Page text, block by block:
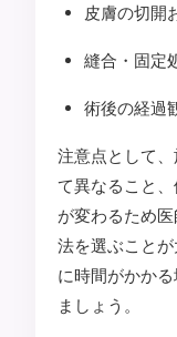
皮膚の切開
縫合・固定
術後の経過
注意点として
て異なること
が変わるため
法を選ぶこと
に時間がかか
ましょう。